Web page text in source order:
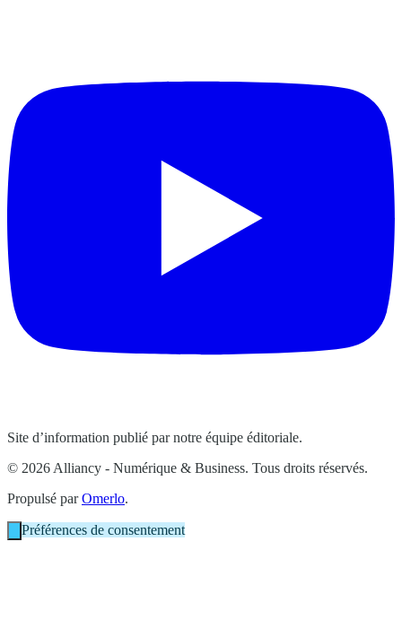
Site d’information publié par notre équipe éditoriale.
© 2026 Alliancy - Numérique & Business. Tous droits réservés.
Propulsé parOmerlo.
Préférences de consentement